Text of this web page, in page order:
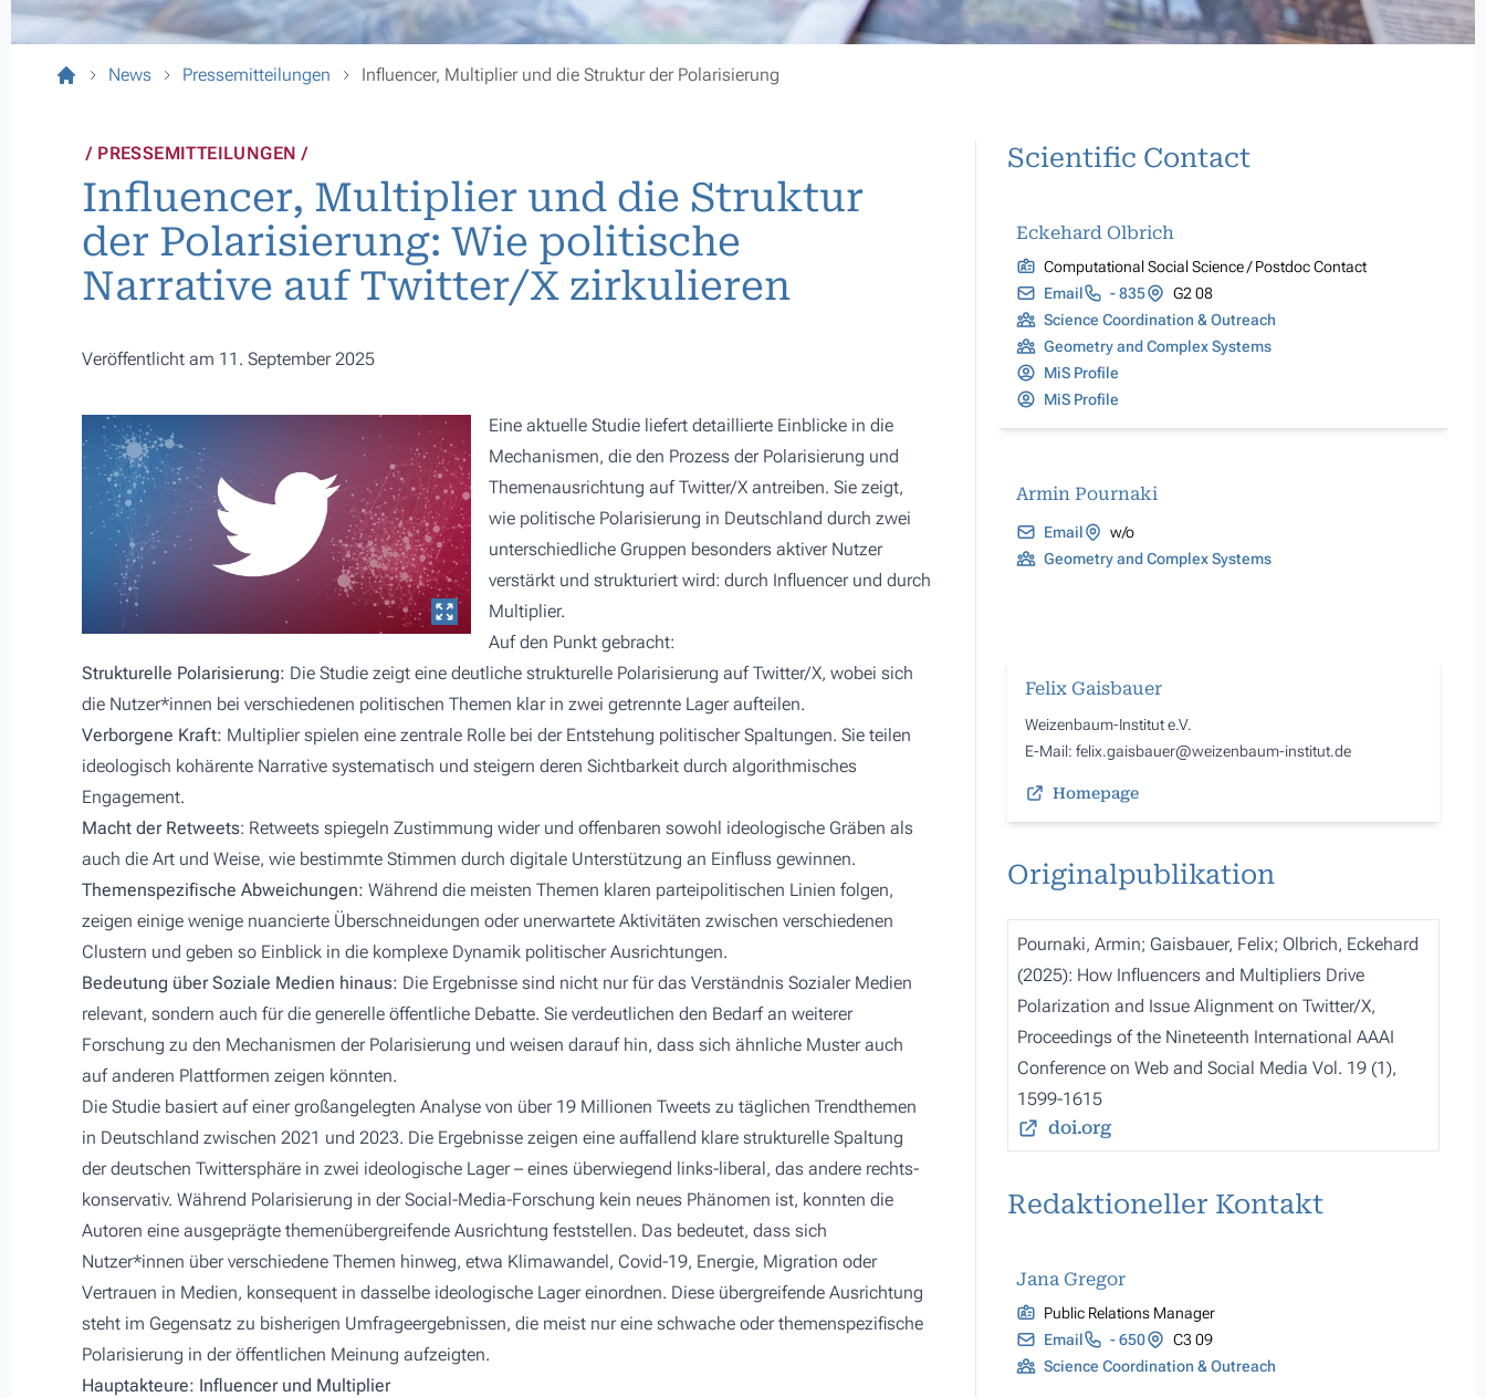
News Pressemitteilungen Influencer, Multiplier und die Struktur der Polarisierung
PRESSEMITTEILUNGEN
Influencer, Multiplier und die Struktur
der Polarisierung: Wie politische
Narrative auf Twitter/X zirkulieren
Veröffentlicht am 11. September 2025
Eine aktuelle Studie liefert detaillierte Einblicke in die
Mechanismen, die den Prozess der Polarisierung und
Themenausrichtung auf Twitter/X antreiben. Sie zeigt,
wie politische Polarisierung in Deutschland durch zwei
unterschiedliche Gruppen besonders aktiver Nutzer
verstärkt und strukturiert wird: durch Influencer und durch
Multiplier.
Auf den Punkt gebracht:
Strukturelle Polarisierung: Die Studie zeigt eine deutliche strukturelle Polarisierung auf Twitter/X, wobei sich
die Nutzer*innen bei verschiedenen politischen Themen klar in zwei getrennte Lager aufteilen.
Verborgene Kraft: Multiplier spielen eine zentrale Rolle bei der Entstehung politischer Spaltungen. Sie teilen
ideologisch kohärente Narrative systematisch und steigern deren Sichtbarkeit durch algorithmisches
Engagement.
Macht der Retweets: Retweets spiegeln Zustimmung wider und offenbaren sowohl ideologische Gräben als
auch die Art und Weise, wie bestimmte Stimmen durch digitale Unterstützung an Einfluss gewinnen.
Themenspezifische Abweichungen: Während die meisten Themen klaren parteipolitischen Linien folgen,
zeigen einige wenige nuancierte Überschneidungen oder unerwartete Aktivitäten zwischen verschiedenen
Clustern und geben so Einblick in die komplexe Dynamik politischer Ausrichtungen.
Bedeutung über Soziale Medien hinaus: Die Ergebnisse sind nicht nur für das Verständnis Sozialer Medien
relevant, sondern auch für die generelle öffentliche Debatte. Sie verdeutlichen den Bedarf an weiterer
Forschung zu den Mechanismen der Polarisierung und weisen darauf hin, dass sich ähnliche Muster auch
auf anderen Plattformen zeigen könnten.
Die Studie basiert auf einer großangelegten Analyse von über 19 Millionen Tweets zu täglichen Trendthemen
in Deutschland zwischen 2021 und 2023. Die Ergebnisse zeigen eine auffallend klare strukturelle Spaltung
der deutschen Twittersphäre in zwei ideologische Lager – eines überwiegend links-liberal, das andere rechts-
konservativ. Während Polarisierung in der Social-Media-Forschung kein neues Phänomen ist, konnten die
Autoren eine ausgeprägte themenübergreifende Ausrichtung feststellen. Das bedeutet, dass sich
Nutzer*innen über verschiedene Themen hinweg, etwa Klimawandel, Covid-19, Energie, Migration oder
Vertrauen in Medien, konsequent in dasselbe ideologische Lager einordnen. Diese übergreifende Ausrichtung
steht im Gegensatz zu bisherigen Umfrageergebnissen, die meist nur eine schwache oder themenspezifische
Polarisierung in der öffentlichen Meinung aufzeigten.
Hauptakteure: Influencer und Multiplier
Scientific Contact
Eckehard Olbrich
Computational Social Science / Postdoc Contact
Email
- 835
G2 08
Science Coordination & Outreach
Geometry and Complex Systems
MiS Profile
MiS Profile
Armin Pournaki
Email
w/o
Geometry and Complex Systems
Felix Gaisbauer
Weizenbaum-Institut e.V.
E-Mail: felix.gaisbauer@weizenbaum-institut.de
Homepage
Originalpublikation
Pournaki, Armin; Gaisbauer, Felix; Olbrich, Eckehard
(2025): How Influencers and Multipliers Drive
Polarization and Issue Alignment on Twitter/X,
Proceedings of the Nineteenth International AAAI
Conference on Web and Social Media Vol. 19 (1),
1599-1615
doi.org
Redaktioneller Kontakt
Jana Gregor
Public Relations Manager
Email
- 650
C3 09
Science Coordination & Outreach